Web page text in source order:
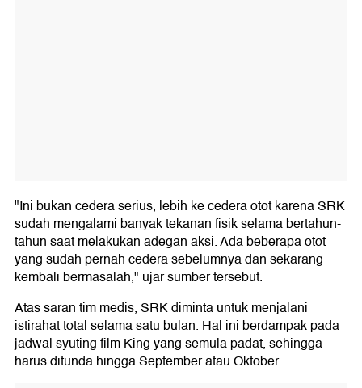
"Ini bukan cedera serius, lebih ke cedera otot karena SRK
sudah mengalami banyak tekanan fisik selama bertahun-
tahun saat melakukan adegan aksi. Ada beberapa otot
yang sudah pernah cedera sebelumnya dan sekarang
kembali bermasalah," ujar sumber tersebut.
Atas saran tim medis, SRK diminta untuk menjalani
istirahat total selama satu bulan. Hal ini berdampak pada
jadwal syuting film King yang semula padat, sehingga
harus ditunda hingga September atau Oktober.